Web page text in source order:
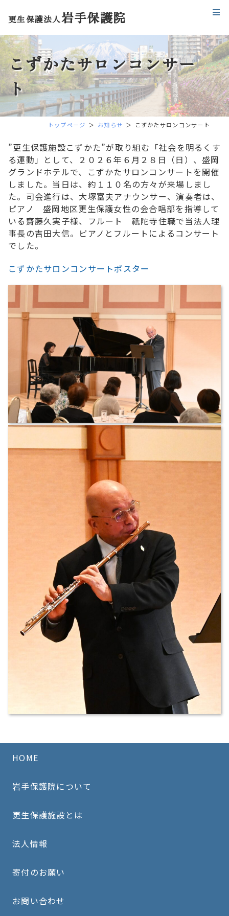
更生保護法人岩手保護院
こずかたサロンコンサー
ト
トップページ お知らせ こずかたサロンコンサート
”更生保護施設こずかた”が取り組む「社会を明るくす
る運動」として、２０２６年６月２８日（日）、盛岡
グランドホテルで、こずかたサロンコンサートを開催
しました。当日は、約１１０名の方々が来場しまし
た。司会進行は、大塚富夫アナウンサー、演奏者は、
ピアノ 盛岡地区更生保護女性の会合唱部を指導して
いる齋藤久実子様、フルート 祇陀寺住職で当法人理
事長の吉田大信。ピアノとフルートによるコンサート
でした。
こずかたサロンコンサートポスター
HOME
岩手保護院について
更生保護施設とは
法人情報
寄付のお願い
お問い合わせ